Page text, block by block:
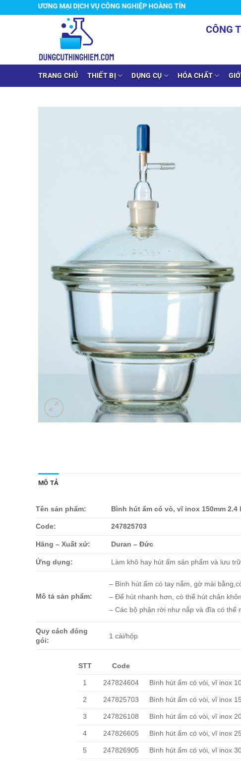
đến
THƯƠNG MẠI DỊCH VỤ CÔNG NGHIỆP HOÀNG TÍN
CÔNG
TRANG CHỦ THIẾT BỊ DỤNG CỤ HÓA CHẤT
MÔ TẢ
Tên sản phẩm: Bình hút ẩm có vò, vĩ inox 150mm 2.4
Code: 247825703
Hãng – Xuất xứ: Duran – Đức
Ứng dụng: Làm khô hay hút ấm sản phẩm và lưu
Mô tả sản phẩm:
– Bình hút ẩm có tay nắm, gờ mài
– Để hút nhanh hơn, có thể hút chân
– Các bộ phận rời như nắp và đĩa có thể
Quy cách đóng
gói:
1 cái/hộp
STT Code
1 247824604 Bình hút ẩm có vòi, vĩ inox
2 247825703 Bình hút ẩm có vòi, vĩ inox
3 247826108 Bình hút ẩm có vòi, vĩ inox
4 247826605 Bình hút ẩm có vòi, vĩ inox
5 247826905 Bình hút ẩm có vòi, vĩ inox